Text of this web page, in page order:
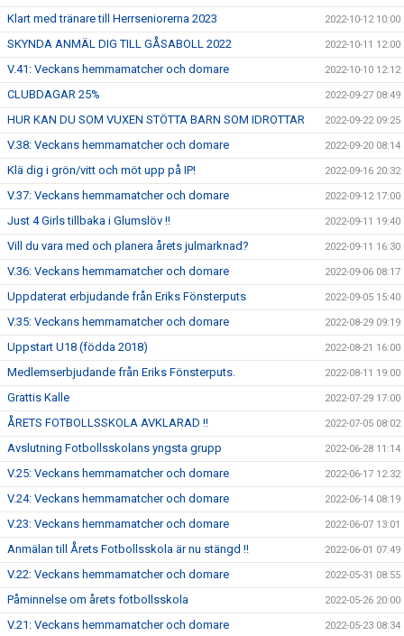
Klart med tränare till Herrseniorerna 2023 2022-10-12 10:00
SKYNDA ANMÄL DIG TILL GÅSABOLL 2022 2022-10-11 12:00
V.41: Veckans hemmamatcher och domare 2022-10-10 12:12
CLUBDAGAR 25% 2022-09-27 08:49
HUR KAN DU SOM VUXEN STÖTTA BARN SOM IDROTTAR 2022-09-22 09:25
V.38: Veckans hemmamatcher och domare 2022-09-20 08:14
Klä dig i grön/vitt och möt upp på IP! 2022-09-16 20:32
V.37: Veckans hemmamatcher och domare 2022-09-12 17:00
Just 4 Girls tillbaka i Glumslöv !! 2022-09-11 19:40
Vill du vara med och planera årets julmarknad? 2022-09-11 16:30
V.36: Veckans hemmamatcher och domare 2022-09-06 08:17
Uppdaterat erbjudande från Eriks Fönsterputs 2022-09-05 15:40
V.35: Veckans hemmamatcher och domare 2022-08-29 09:19
Uppstart U18 (födda 2018) 2022-08-21 16:00
Medlemserbjudande från Eriks Fönsterputs. 2022-08-11 19:00
Grattis Kalle 2022-07-29 17:00
ÅRETS FOTBOLLSSKOLA AVKLARAD !! 2022-07-05 08:02
Avslutning Fotbollsskolans yngsta grupp 2022-06-28 11:14
V.25: Veckans hemmamatcher och domare 2022-06-17 12:32
V.24: Veckans hemmamatcher och domare 2022-06-14 08:19
V.23: Veckans hemmamatcher och domare 2022-06-07 13:01
Anmälan till Årets Fotbollsskola är nu stängd !! 2022-06-01 07:49
V.22: Veckans hemmamatcher och domare 2022-05-31 08:55
Påminnelse om årets fotbollsskola 2022-05-26 20:00
V.21: Veckans hemmamatcher och domare 2022-05-23 08:34